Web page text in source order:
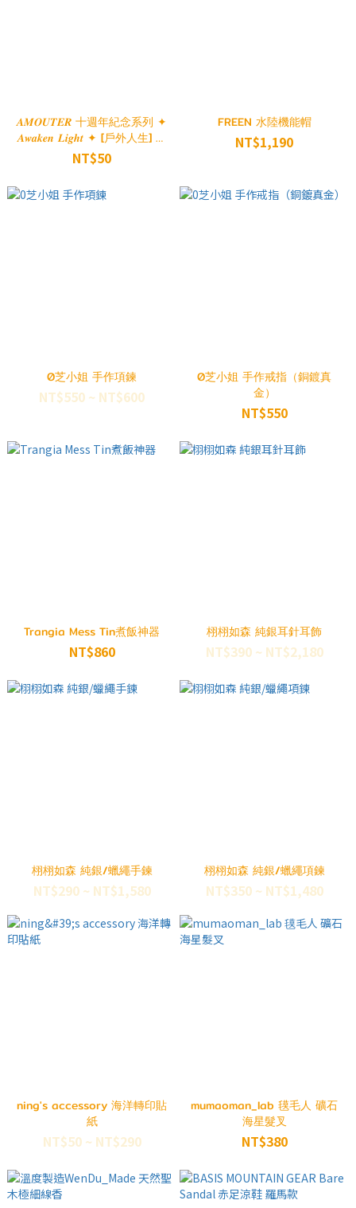
𝑨𝑴𝑶𝑼𝑻𝑬𝑹 十週年紀念系列 ✦
𝑨𝒘𝒂𝒌𝒆𝒏 𝑳𝒊𝒈𝒉𝒕 ✦ [戶外人生] 貼
紙包
NT$50
FREEN 水陸機能帽
NT$1,190
0芝小姐 手作項鍊
NT$550 ~ NT$600
0芝小姐 手作戒指（銅鍍真
金）
NT$550
Trangia Mess Tin煮飯神器
NT$860
栩栩如森 純銀耳針耳飾
NT$390 ~ NT$2,180
栩栩如森 純銀/蠟繩手鍊
NT$290 ~ NT$1,580
栩栩如森 純銀/蠟繩項鍊
NT$350 ~ NT$1,480
ning's accessory 海洋轉印貼
紙
NT$50 ~ NT$290
mumaoman_lab 氁毛人 礦石
海星髮叉
NT$380